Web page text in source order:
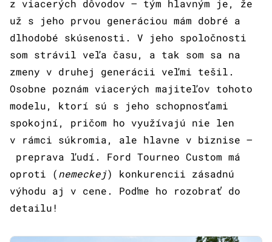
z viacerých dôvodov – tým hlavným je, že
už s jeho prvou generáciou mám dobré a
dlhodobé skúsenosti. V jeho spoločnosti
som strávil veľa času, a tak som sa na
zmeny v druhej generácii veľmi tešil.
Osobne poznám viacerých majiteľov tohoto
modelu, ktorí sú s jeho schopnosťami
spokojní, pričom ho využívajú nie len
v rámci súkromia, ale hlavne v biznise –
preprava ľudí. Ford Tourneo Custom má
oproti (nemeckej) konkurencii zásadnú
výhodu aj v cene. Poďme ho rozobrať do
detailu!